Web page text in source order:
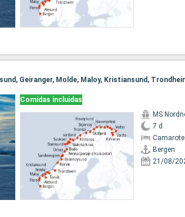
Comidas incluidas
MS
7 d
Bergen
21/08/